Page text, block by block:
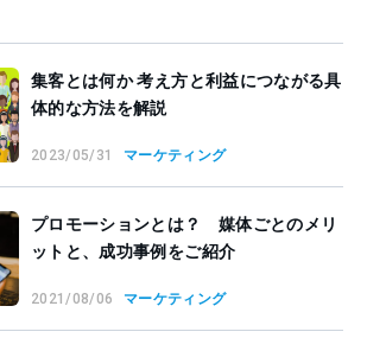
集客とは何か 考え方と利益につながる具
体的な方法を解説
2023/05/31 マーケティング
プロモーションとは？ 媒体ごとのメリ
ットと、成功事例をご紹介
2021/08/06 マーケティング